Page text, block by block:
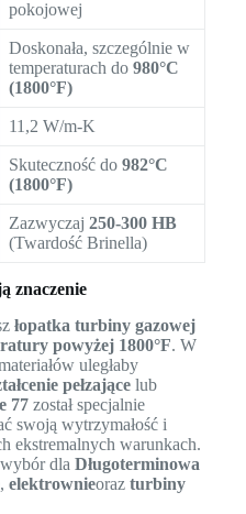
pokojowej
Doskonała, szczególnie w
temperaturach do 980°C
(1800°F)
11,2 W/m-K
Skuteczność do 982°C
(1800°F)
Zazwyczaj 250-300 HB
(Twardość Brinella)
znaczenie
łopatka turbiny gazowej
powyżej 1800°F. W
uległaby
pełzającelub
77został specjalnie
swoją wytrzymałość i
ekstremalnych warunkach.
dla Długoterminowa
, elektrownieoraz turbiny